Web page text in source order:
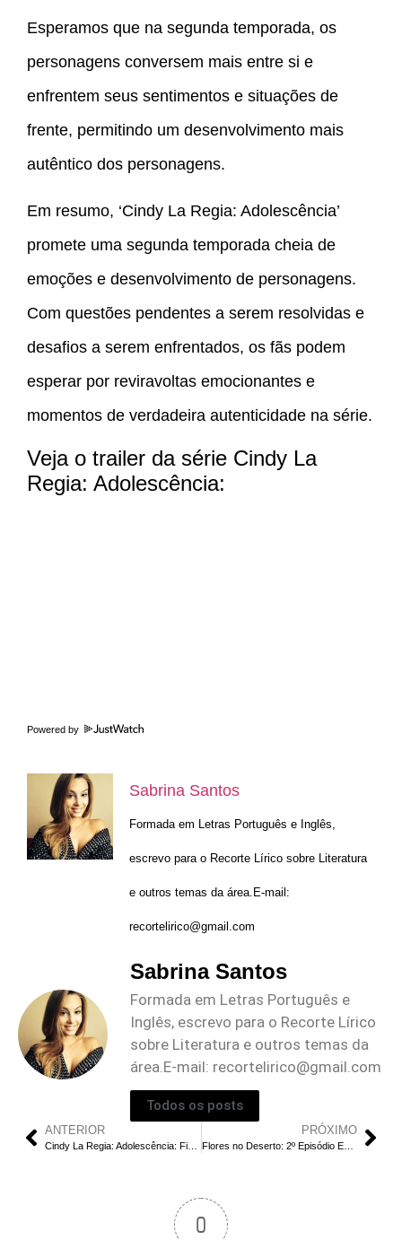
Esperamos que na segunda temporada, os
personagens conversem mais entre si e
enfrentem seus sentimentos e situações de
frente, permitindo um desenvolvimento mais
autêntico dos personagens.
Em resumo, ‘Cindy La Regia: Adolescência’
promete uma segunda temporada cheia de
emoções e desenvolvimento de personagens.
Com questões pendentes a serem resolvidas e
desafios a serem enfrentados, os fãs podem
esperar por reviravoltas emocionantes e
momentos de verdadeira autenticidade na série.
Veja o trailer da série Cindy La
Regia: Adolescência:
Powered by
Sabrina Santos
Formada em Letras Português e Inglês,
escrevo para o Recorte Lírico sobre Literatura
e outros temas da área.E-mail:
recortelirico@gmail.com
Sabrina Santos
Formada em Letras Português e
Inglês, escrevo para o Recorte Lírico
sobre Literatura e outros temas da
área.E-mail: recortelirico@gmail.com
Todos os posts
ANTERIOR PRÓXIMO
Flores no Deserto: 2º Episódio Explicado | A Pressão de Baek Du para Voltar ao Ssireum
0